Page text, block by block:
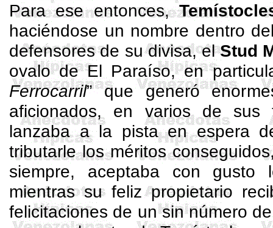
Para ese entonces,
haciéndose un nombre dentro
defensores de su divisa, elStud
ovalo de El Paraíso, en
Ferrocarril” que generó
aficionados, en varios de sus
lanzaba a la pista en espera
tributarle los méritos
siempre, aceptaba con gusto
mientras su feliz propietario
felicitaciones de un sin número